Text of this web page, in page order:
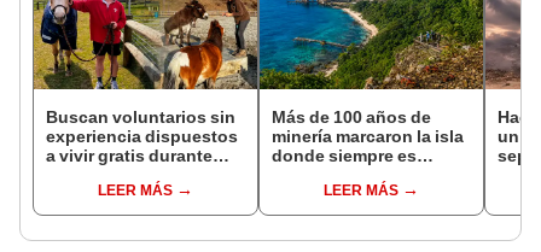
Buscan voluntarios sin
experiencia dispuestos
a vivir gratis durante
cuidar caballos, burros
y otros animales
LEER MÁS
Más de 100 años de
minería marcaron la isla
donde siempre es
santuario natural y
destino turístico
LEER MÁS
un